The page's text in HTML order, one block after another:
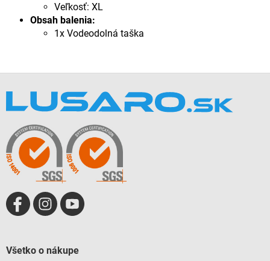
Veľkosť: XL
Obsah balenia:
1x Vodeodolná taška
Všetko o nákupe